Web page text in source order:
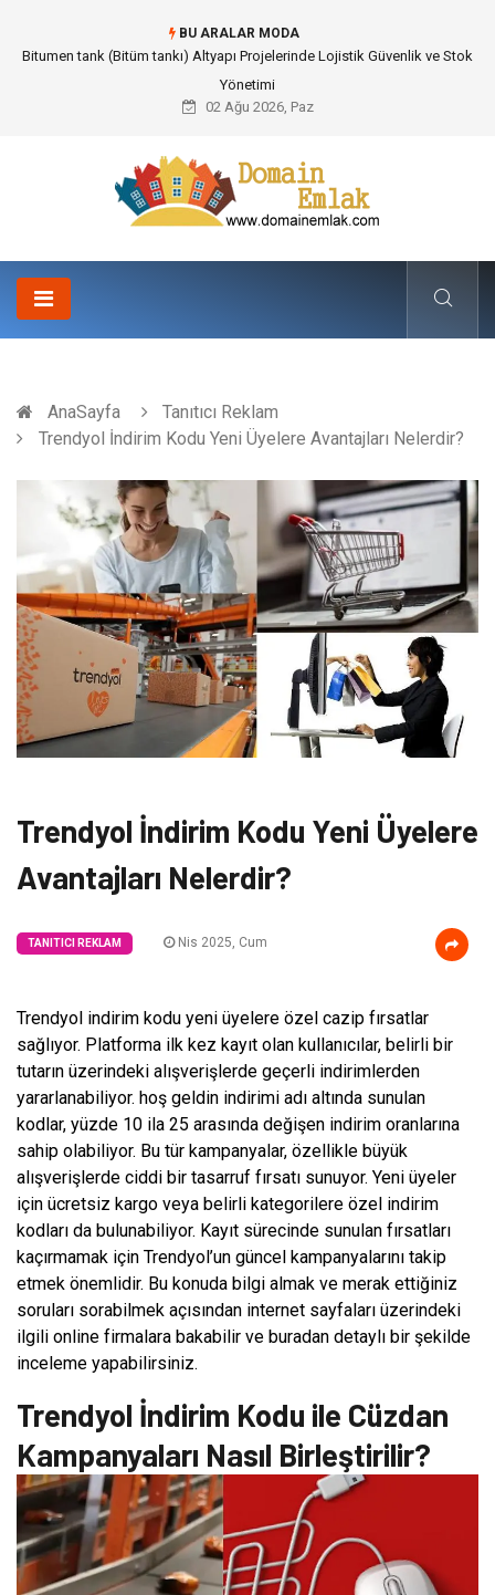
BU ARALAR MODA
Güvenilir Chip Satışı: Kesintisiz Poker Deneyimi İçin Profesyonel Destek
02 Ağu 2026, Paz
AnaSayfa
Tanıtıcı Reklam
Trendyol İndirim Kodu Yeni Üyelere Avantajları Nelerdir?
Trendyol İndirim Kodu Yeni Üyelere
Avantajları Nelerdir?
TANITICI REKLAM Nis 2025, Cum
Trendyol indirim kodu yeni üyelere özel cazip fırsatlar
sağlıyor. Platforma ilk kez kayıt olan kullanıcılar, belirli bir
tutarın üzerindeki alışverişlerde geçerli indirimlerden
yararlanabiliyor. hoş geldin indirimi adı altında sunulan
kodlar, yüzde 10 ila 25 arasında değişen indirim oranlarına
sahip olabiliyor. Bu tür kampanyalar, özellikle büyük
alışverişlerde ciddi bir tasarruf fırsatı sunuyor. Yeni üyeler
için ücretsiz kargo veya belirli kategorilere özel indirim
kodları da bulunabiliyor. Kayıt sürecinde sunulan fırsatları
kaçırmamak için Trendyol’un güncel kampanyalarını takip
etmek önemlidir. Bu konuda bilgi almak ve merak ettiğiniz
soruları sorabilmek açısından internet sayfaları üzerindeki
ilgili online firmalara bakabilir ve buradan detaylı bir şekilde
inceleme yapabilirsiniz.
Trendyol İndirim Kodu ile Cüzdan
Kampanyaları Nasıl Birleştirilir?